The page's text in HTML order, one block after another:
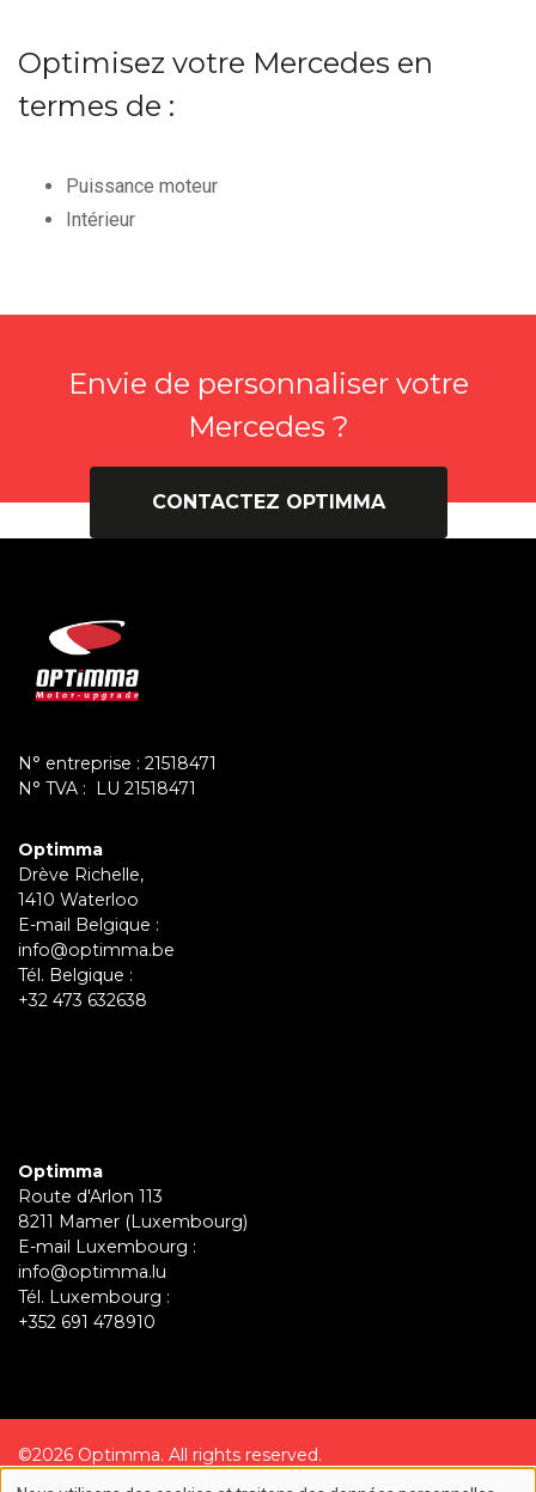
Optimisez votre Mercedes en
termes de :
Puissance moteur
Intérieur
Envie de personnaliser votre
Mercedes ?
CONTACTEZ OPTIMMA
N° entreprise : 21518471
N° TVA : LU 21518471
Optimma
Drève Richelle,
1410 Waterloo
E-mail Belgique :
info@optimma.be
Tél. Belgique :
+32 473 632638
Optimma
Route d'Arlon 113
8211 Mamer (Luxembourg)
E-mail Luxembourg :
info@optimma.lu
Tél. Luxembourg :
+352 691 478910
©2026 Optimma. All rights reserved.